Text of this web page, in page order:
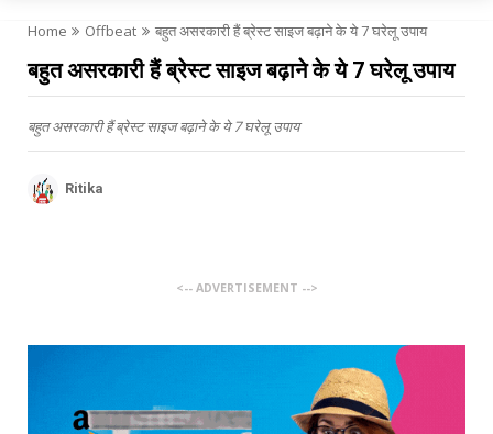
Home Offbeat बहुत असरकारी हैं ब्रेस्‍ट साइज बढ़ाने के ये 7 घरेलू उपाय
बहुत असरकारी हैं ब्रेस्‍ट साइज बढ़ाने के ये 7 घरेलू उपाय
बहुत असरकारी हैं ब्रेस्‍ट साइज बढ़ाने के ये 7 घरेलू उपाय
Ritika
<-- ADVERTISEMENT -->